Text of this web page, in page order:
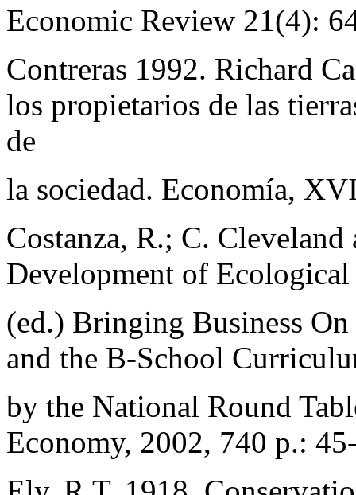
Economic Review 21(4):
Contreras 1992. Richard
los propietarios de las
de
la sociedad. Economía,
Costanza, R.; C.
Development of
(ed.) Bringing Business
and the B-School
by the National Round
Economy, 2002, 740 p.: